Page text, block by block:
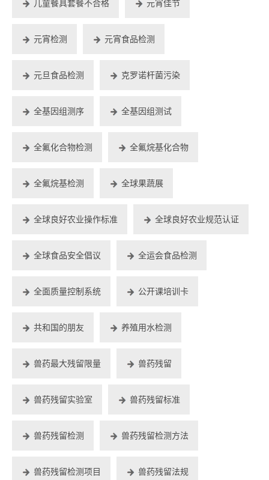
儿童餐具套餐不合格 元宵佳节
元宵检测 元宵食品检测
元旦食品检测 克罗诺杆菌污染
全基因组测序 全基因组测试
全氟化合物检测 全氟烷基化合物
全氟烷基检测 全球果蔬展
全球良好农业操作标准 全球良好农业规范认证
全球食品安全倡议 全运会食品检测
全面质量控制系统 公开课培训卡
共和国的朋友 养殖用水检测
兽药最大残留限量 兽药残留
兽药残留实验室 兽药残留标准
兽药残留检测 兽药残留检测方法
兽药残留检测项目 兽药残留法规